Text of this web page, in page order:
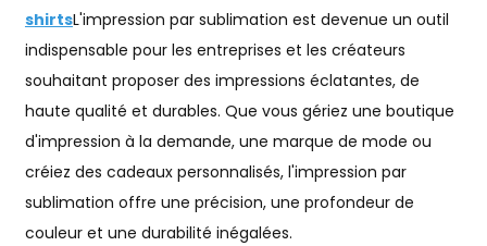
shirtsL'impression par sublimation est devenue un outil
indispensable pour les entreprises et les créateurs
souhaitant proposer des impressions éclatantes, de
haute qualité et durables. Que vous gériez une boutique
d'impression à la demande, une marque de mode ou
créiez des cadeaux personnalisés, l'impression par
sublimation offre une précision, une profondeur de
couleur et une durabilité inégalées.